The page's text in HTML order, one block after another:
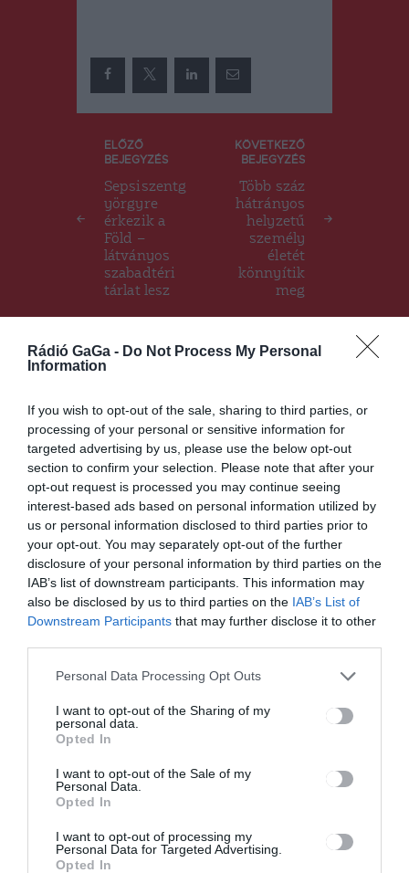
Rádió GaGa - Do Not Process My Personal
Information
If you wish to opt-out of the sale, sharing to third parties, or
processing of your personal or sensitive information for
targeted advertising by us, please use the below opt-out
section to confirm your selection. Please note that after your
opt-out request is processed you may continue seeing
interest-based ads based on personal information utilized by
us or personal information disclosed to third parties prior to
your opt-out. You may separately opt-out of the further
disclosure of your personal information by third parties on the
IAB’s list of downstream participants. This information may
also be disclosed by us to third parties on the IAB’s List of
Downstream Participants that may further disclose it to other
Personal Data Processing Opt Outs
I want to opt-out of the Sharing of my
personal data.
Opted In
I want to opt-out of the Sale of my
Personal Data.
Opted In
I want to opt-out of processing my
Personal Data for Targeted Advertising.
Opted In
Bejegyzés
navigáció
ELŐZŐ
BEJEGYZÉS
Sepsiszentg
yörgyre
érkezik a
Föld –
látványos
szabadtéri
tárlat lesz
KÖVETKEZŐ
BEJEGYZÉS
Több száz
hátrányos
helyzetű
személy
életét
könnyítik
meg
Ez is érdekelheti
Ismét a parlament elé viszik
az autonómiatervezetet
Kultúrparkban